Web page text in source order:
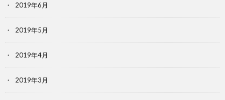
2019年6月
2019年5月
2019年4月
2019年3月